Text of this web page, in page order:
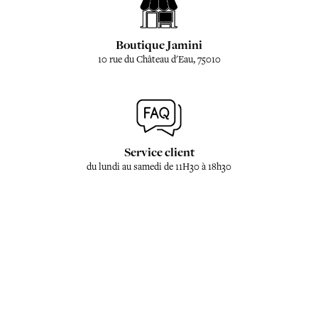
Boutique Jamini
10 rue du Château d'Eau, 75010
Service client
du lundi au samedi de 11H30 à 18h30